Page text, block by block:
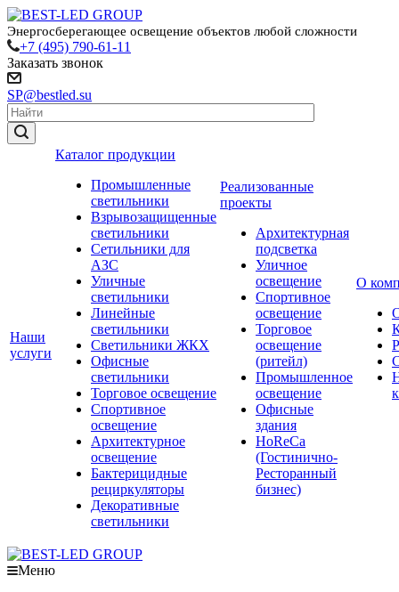
Энергосберегающее освещение объектов любой сложности
+7 (495) 790-61-11
Заказать звонок
SP@bestled.su
Наши
услуги
Каталог продукции
Промышленные
светильники
Взрывозащищенные
светильники
Сетильники для
АЗС
Уличные
светильники
Линейные
светильники
Светильники ЖКХ
Офисные
светильники
Торговое освещение
Спортивное
освещение
Архитектурное
освещение
Бактерицидные
рециркуляторы
Декоративные
светильники
Реализованные
проекты
Архитектурная
подсветка
Уличное
освещение
Спортивное
освещение
Торговое
освещение
(ритейл)
Промышленное
освещение
Офисные
здания
HoReCa
(Гостинично-
Ресторанный
бизнес)
О
Меню